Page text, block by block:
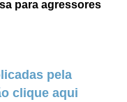
para agressores
pela
clique aqui